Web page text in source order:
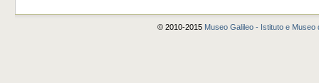
© 2010-2015 Museo Galileo - Istituto e Museo